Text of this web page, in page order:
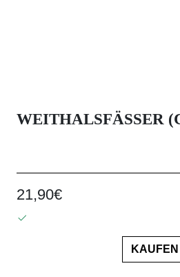
WEITHALSFÄSSER
21,90€
KAUFEN